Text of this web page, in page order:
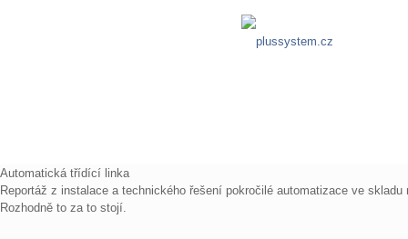
Automatická třídící linka
Reportáž z instalace a technického řešení pokročilé automatizace ve
Rozhodně to za to stojí.